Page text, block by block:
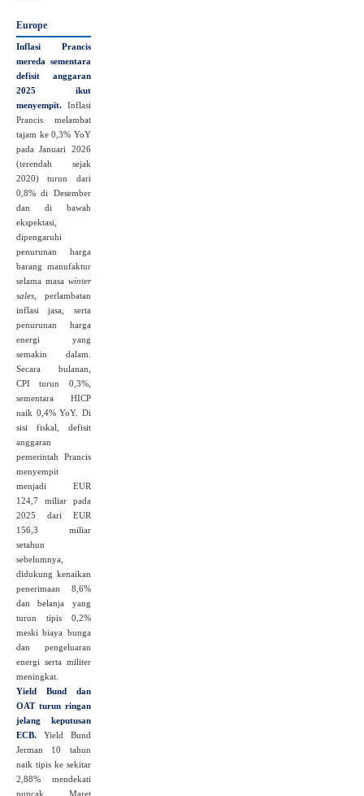
Europe
Inflasi Prancis
mereda sementara
defisit anggaran
2025 ikut
menyempit. Inflasi
Prancis melambat
tajam ke 0,3% YoY
pada Januari 2026
(terendah sejak
2020) turun dari
0,8% di Desember
dan di bawah
ekspektasi,
dipengaruhi
penurunan harga
barang manufaktur
selama masa winter
sales , perlambatan
inflasi jasa, serta
penurunan harga
energi yang
semakin dalam.
Secara bulanan,
CPI turun 0,3%,
sementara HICP
naik 0,4% YoY. Di
sisi fiskal, defisit
anggaran
pemerintah Prancis
menyempit
menjadi EUR
124,7 miliar pada
2025 dari EUR
156,3 miliar
setahun
sebelumnya,
didukung kenaikan
penerimaan 8,6%
dan belanja yang
turun tipis 0,2%
meski biaya bunga
dan pengeluaran
energi serta militer
meningkat.
Yield Bund dan
OAT turun ringan
jelang keputusan
ECB.
Yield Bund
Jerman 10 tahun
naik tipis ke sekitar
2,88% mendekati
puncak Maret